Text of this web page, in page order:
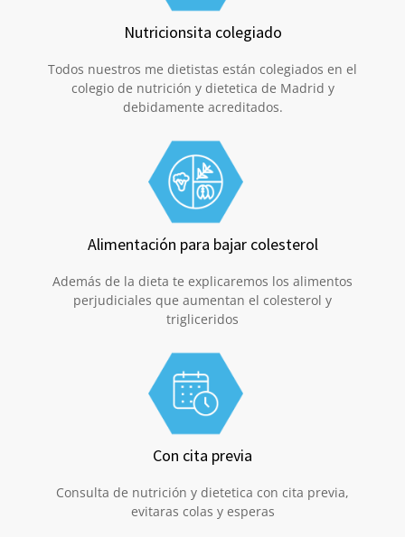
Nutricionsita colegiado
Todos nuestros me dietistas están colegiados en el
colegio de nutrición y dietetica de Madrid y
debidamente acreditados.
Alimentación para bajar colesterol
Además de la dieta te explicaremos los alimentos
perjudiciales que aumentan el colesterol y
trigliceridos
Con cita previa
Consulta de nutrición y dietetica con cita previa,
evitaras colas y esperas